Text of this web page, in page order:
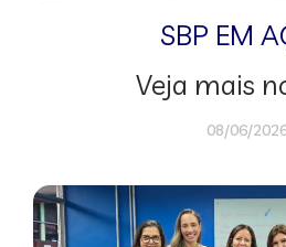
SBP EM
Veja mais
08/06/